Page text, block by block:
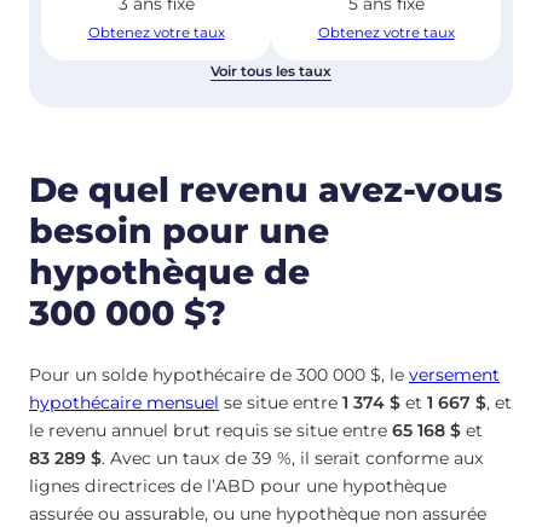
Obtenez votre taux Obtenez votre taux
Voir tous les taux
De quel revenu avez-vous
besoin pour une
hypothèque de
300 000 $?
Pour un solde hypothécaire de 300 000 $, le versement
hypothécaire mensuel se situe entre 1 374 $ et 1 667 $, et
le revenu annuel brut requis se situe entre 65 168 $ et
83 289 $. Avec un taux de 39 %, il serait conforme aux
lignes directrices de l’ABD pour une hypothèque
assurée ou assurable, ou une hypothèque non assurée